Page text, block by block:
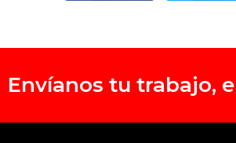
Envíanos tu trabajo,